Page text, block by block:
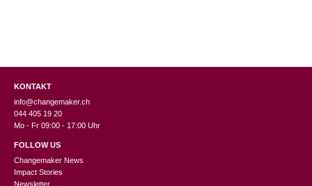
KONTAKT
info@changemaker.ch
044 405 19 20
Mo - Fr 09:00 - 17:00 Uhr
FOLLOW US
Changemaker News
Impact Stories
Newsletter